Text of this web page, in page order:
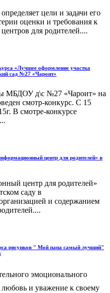
цели и задачи его
оценки и требования к
для родителей....
«Лучшее оформление участка
сад №27 «Чароит»
МБДОУ д\с №27 «Чароит» на
смотр-конкурс. С 15
В смотре-конкурсе
центр для родителей» в
центр для родителей»
саду в
и содержанием
рисунков " Мой папа самый лучший"
эмоционального
любовь и уважение к своему